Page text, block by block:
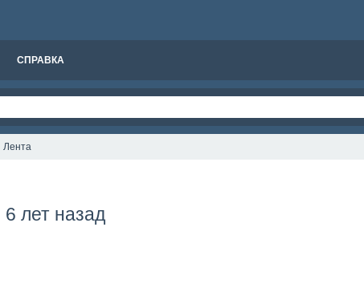
СПРАВКА
Лента
6 лет назад